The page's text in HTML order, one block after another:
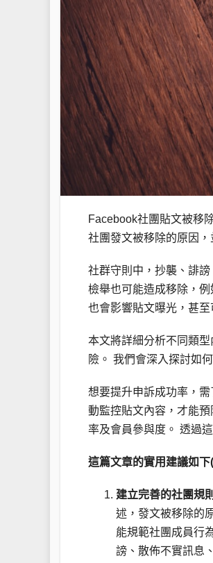
Facebook社團貼文被移
社團發文被移除的原因
社群守則中，抄襲、誹
檢舉也可能造成移除，
也會影響貼文曝光，甚
本文將詳細分析不同類
險。 我們會深入探討如
想要提升申訴成功率，
動監控貼文內容，才能
率及會員參與度。 透過
這篇文章的實用建議如
建立完善的社團規
述，發文被移除的
能規範社團成員行
謗、散佈不實訊息